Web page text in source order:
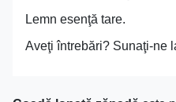
Lemn esenţă tare.
Aveţi întrebări? Sunaţi-ne